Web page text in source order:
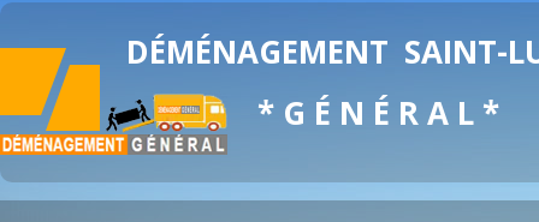
DÉMÉNAGEMENT
* G É N É R A L *
SAINT-